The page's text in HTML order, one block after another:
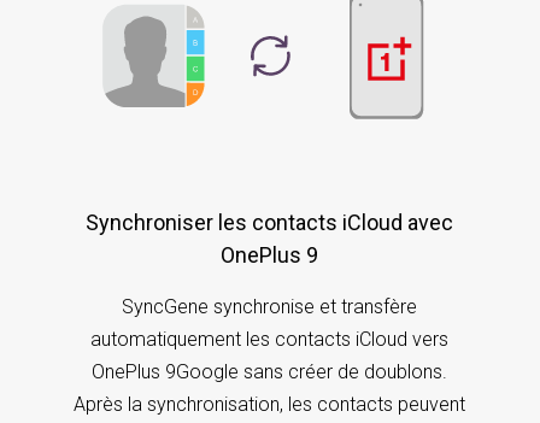
Synchroniser les contacts iCloud avec
OnePlus 9
SyncGene synchronise et transfère
automatiquement les contacts iCloud vers
OnePlus 9Google sans créer de doublons.
Après la synchronisation, les contacts peuvent